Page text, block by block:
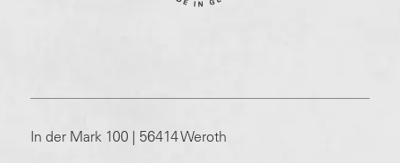
In der Mark 100 | 56414 Weroth